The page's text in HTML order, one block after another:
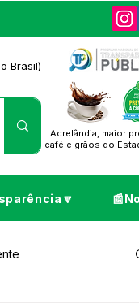
Brasil)
Acrelândia, maior
café e grãos do